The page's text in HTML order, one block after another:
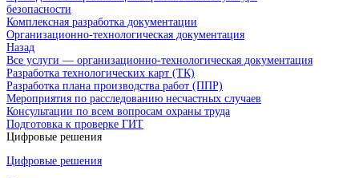
безопасности
Комплексная разработка документации
Организационно-технологическая документация
Назад
Все услуги — организационно-технологическая документация
Разработка технологических карт (ТК)
Разработка плана производства работ (ППР)
Мероприятия по расследованию несчастных случаев
Консультации по всем вопросам охраны труда
Подготовка к проверке ГИТ
Цифровые решения
Цифровые решения